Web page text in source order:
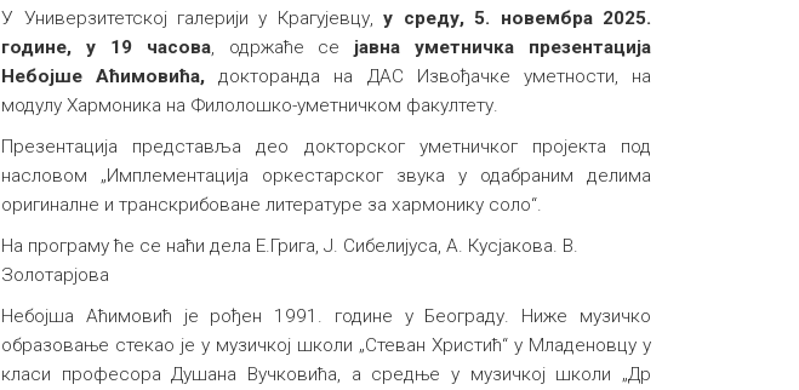
У Универзитетској галерији у Крагујевцу,у среду, 5. новембра 2025.
године, у 19 часова, одржаће се јавна уметничка презентација
Небојше Аћимовића,докторанда на ДАС Извођачке уметности, на
модулу Хармоника на Филолошко-уметничком факултету.
Презентација представља део докторског уметничког пројекта под
насловом „Имплементација оркестарског звука у одабраним делима
оригиналне и транскрибоване литературе за хармонику соло“.
На програму ће се наћи дела Е.Грига, Ј. Сибелијуса, А. Кусјакова. В.
Золотарјова
Небојша Аћимовић је рођен 1991. године у Београду. Ниже музичко
образовање стекао је у музичкој школи „Стеван Христић“ у Младеновцу у
класи професора Душана Вучковића, а средње у музичкој школи „Др